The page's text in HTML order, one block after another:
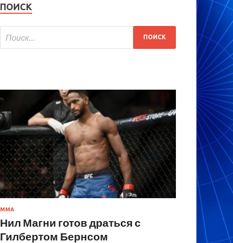
ПОИСК
MMA
Нил Магни готов драться с
Гилбертом Бернсом